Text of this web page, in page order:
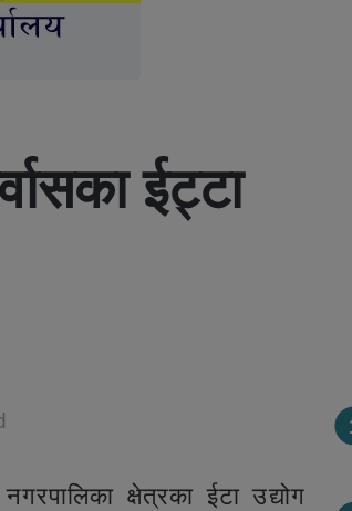
ईट्टा
क्षेत्रका ईटा उद्योग